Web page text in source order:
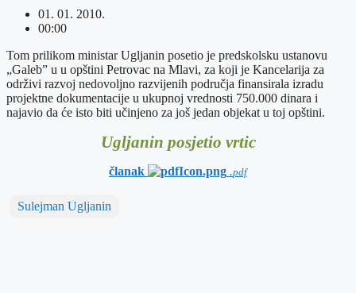
01. 01. 2010.
00:00
Tom prilikom ministar Ugljanin posetio je predskolsku ustanovu
„Galeb” u u opštini Petrovac na Mlavi, za koji je Kancelarija za
održivi razvoj nedovoljno razvijenih područja finansirala izradu
projektne dokumentacije u ukupnoj vrednosti 750.000 dinara i
najavio da će isto biti učinjeno za još jedan objekat u toj opštini.
Ugljanin posjetio vrtic
članak .pdf
Sulejman Ugljanin